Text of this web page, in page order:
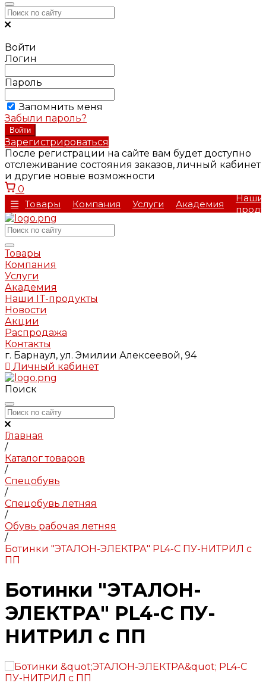
Войти
Логин
Пароль
Запомнить меня
Забыли пароль?
Зарегистрироваться
После регистрации на сайте вам будет доступно
отслеживание состояния заказов, личный кабинет
и другие новые возможности
0
Товары
Компания Услуги Академия
Наши
Товары
Компания
Услуги
Академия
Наши IT-продукты
Новости
Акции
Распродажа
Контакты
г. Барнаул, ул. Эмилии Алексеевой, 94
Личный кабинет
Поиск
Главная
/
Каталог товаров
/
Спецобувь
/
Спецобувь летняя
/
Обувь рабочая летняя
/
Ботинки "ЭТАЛОН-ЭЛЕКТРА" PL4-C ПУ-НИТРИЛ с
ПП
Ботинки "ЭТАЛОН-
ЭЛЕКТРА" PL4-C ПУ-
НИТРИЛ с ПП